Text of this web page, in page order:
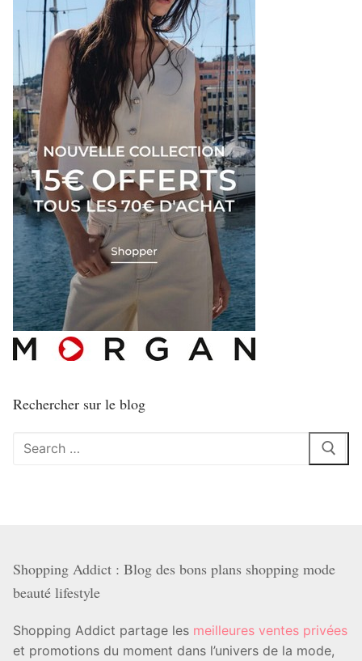
Rechercher sur le blog
Rechercher
Shopping Addict : Blog des bons plans shopping mode
beauté lifestyle
Shopping Addict partage les meilleures ventes privées
et promotions du moment dans l’univers de la mode,